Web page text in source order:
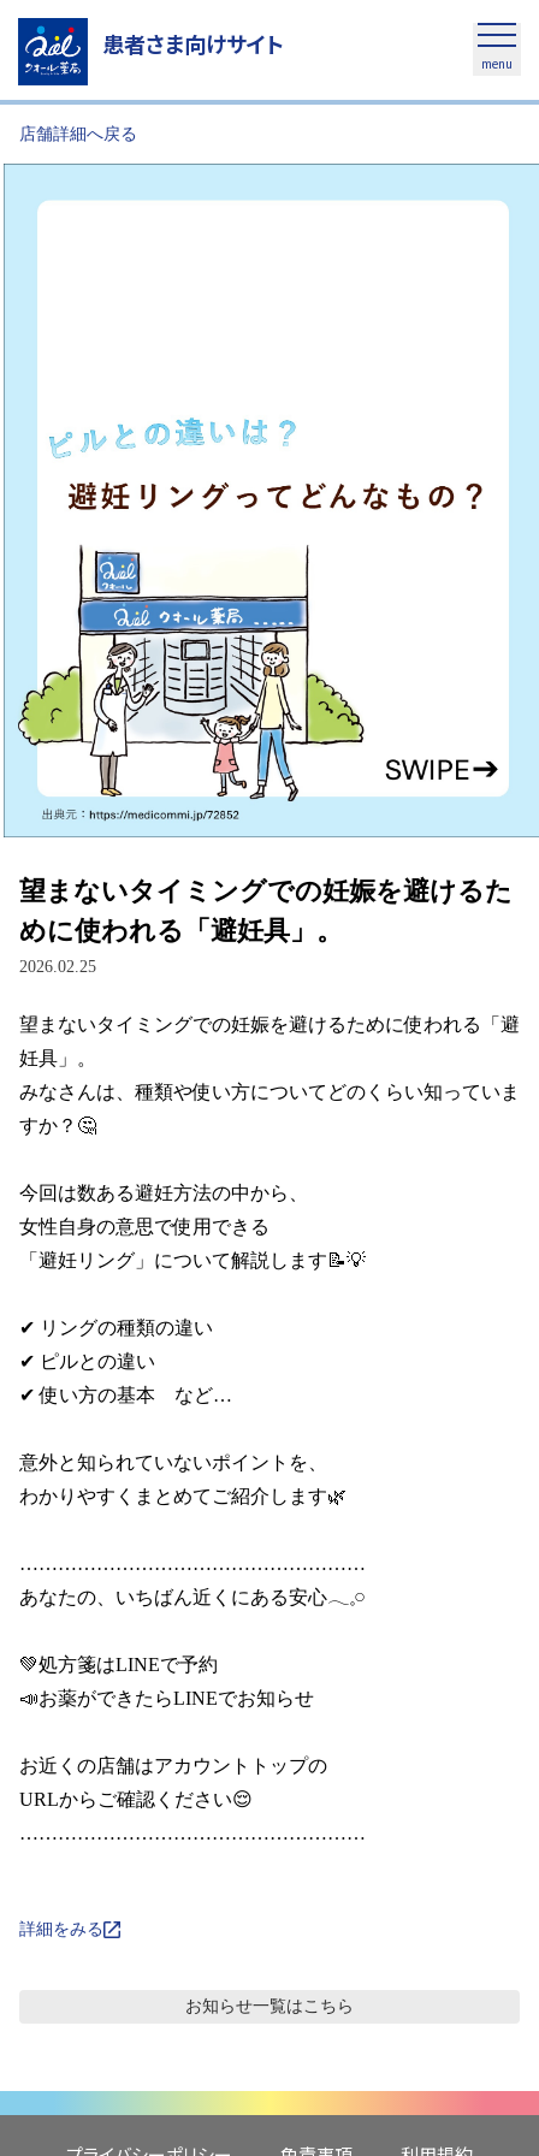
患者さま向けサイト
menu
店舗詳細へ戻る
望まないタイミングでの妊娠を避けるた
めに使われる「避妊具」。
2026.02.25
望まないタイミングでの妊娠を避けるために使われる「避
妊具」。
みなさんは、種類や使い方についてどのくらい知っていま
すか？🤔
今回は数ある避妊方法の中から、
女性自身の意思で使用できる
「避妊リング」について解説します📝💡
✔ リングの種類の違い
✔ ピルとの違い
✔ 使い方の基本　など…
意外と知られていないポイントを、
わかりやすくまとめてご紹介します🌿
………………………………………………
あなたの、いちばん近くにある安心𓂃𓈒𓏸
💚処方箋はLINEで予約
📣お薬ができたらLINEでお知らせ
お近くの店舗はアカウントトップの
URLからご確認ください😌
………………………………………………
詳細をみる
お知らせ一覧はこちら